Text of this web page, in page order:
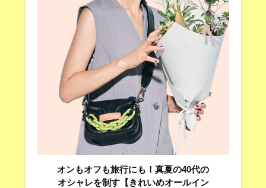
オンもオフも旅行にも！真夏の40代の
オシャレを制す【きれいめオールイン